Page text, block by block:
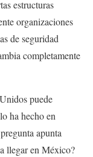
estructuras
organizaciones
de seguridad
completamente
puede
ha hecho en
apunta
llegar en México?